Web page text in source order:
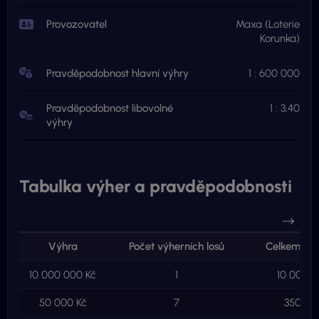
Provozovatel
Maxa (Loterie
Korunka)
Pravděpodobnost hlavní výhry 1 : 600 000
Pravděpodobnost libovolné
výhry
1 : 3,40
Tabulka výher a pravděpodobnosti
Výhra Počet výherních losů Celkem ve
10 000 000 Kč 1 10 000
50 000 Kč 7 350